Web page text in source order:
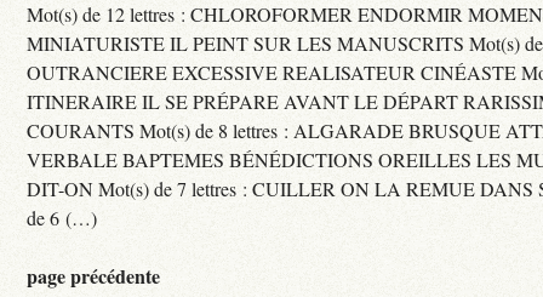
Mot(s) de 12 lettres : CHLOROFORMER ENDORMIR
MINIATURISTE IL PEINT SUR LES MANUSCRITS Mot(s) de
OUTRANCIERE EXCESSIVE REALISATEUR CINÉASTE
ITINERAIRE IL SE PRÉPARE AVANT LE DÉPART
COURANTS Mot(s) de 8 lettres : ALGARADE BRUSQUE
VERBALE BAPTEMES BÉNÉDICTIONS OREILLES LES
DIT-ON Mot(s) de 7 lettres : CUILLER ON LA REMUE DANS
de 6 (…)
page précédente